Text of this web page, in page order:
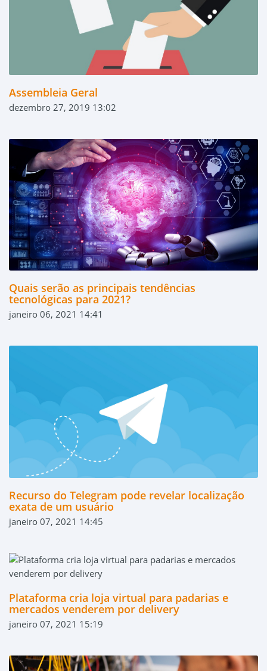
Assembleia Geral
dezembro 27, 2019 13:02
Quais serão as principais tendências
tecnológicas para 2021?
janeiro 06, 2021 14:41
Recurso do Telegram pode revelar localização
exata de um usuário
janeiro 07, 2021 14:45
Plataforma cria loja virtual para padarias e
mercados venderem por delivery
janeiro 07, 2021 15:19